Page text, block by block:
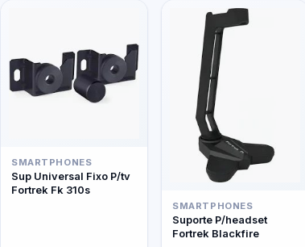
SMARTPHONES
Sup Universal Fixo P/tv
Fortrek Fk 310s
SMARTPHONES
Suporte P/headset
Fortrek Blackfire